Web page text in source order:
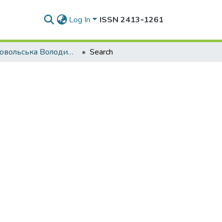
Log In ISSN 2413‑1261
Добровольська Володимира Володимирівна Search